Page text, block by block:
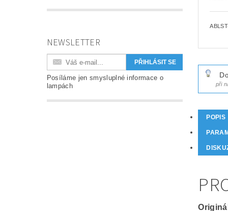
NEWSLETTER
Posíláme jen smysluplné informace o
lampách
při
POPIS